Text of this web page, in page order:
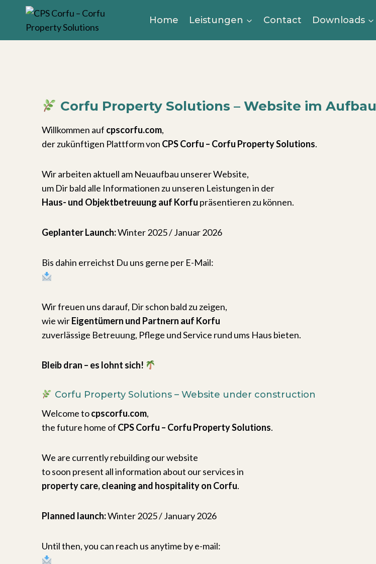
Home Leistungen Contact Downloads
Corfu Property Solutions – Website im Aufbau
Willkommen auf cpscorfu.com,
der zukünftigen Plattform von CPS Corfu – Corfu Property Solutions.
Wir arbeiten aktuell am Neuaufbau unserer Website,
um Dir bald alle Informationen zu unseren Leistungen in der
Haus- und Objektbetreuung auf Korfu präsentieren zu können.
Geplanter Launch:Winter 2025 / Januar 2026
Bis dahin erreichst Du uns gerne per E-Mail:
Wir freuen uns darauf, Dir schon bald zu zeigen,
wie wirEigentümern und Partnern auf Korfu
zuverlässige Betreuung, Pflege und Service rund ums Haus bieten.
Bleib dran – es lohnt sich!
Corfu Property Solutions – Website under construction
Welcome tocpscorfu.com,
the future home of CPS Corfu – Corfu Property Solutions.
We are currently rebuilding our website
to soon present all information about our services in
property care, cleaning and hospitality on Corfu.
Planned launch:Winter 2025 / January 2026
Until then, you can reach us anytime by e-mail: